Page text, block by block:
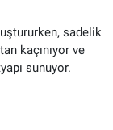
sadelik
kaçınıyor ve
sunuyor.